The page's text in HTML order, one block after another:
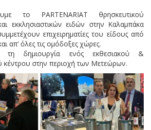
το PARTENARIAT θρησκευτικού
εκκλησιαστικών ειδών στην Καλαμπάκα
επιχειρηματίες του είδους από
απ’ όλες τις ομόδοξες χώρες.
τη δημιουργία ενός εκθεσιακού &
κέντρου στην περιοχή των Μετεώρων.